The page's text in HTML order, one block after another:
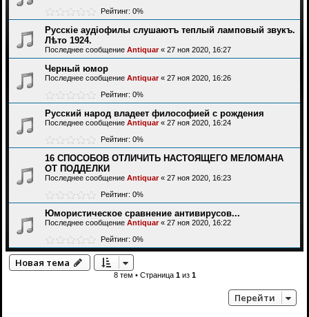
Рейтинг: 0%
Русскіе аудіофилы слушаютъ теплый ламповый звукъ.
Лѣто 1924.
Последнее сообщение Antiquar« 27 ноя 2020, 16:27
Черный юмор
Последнее сообщение Antiquar« 27 ноя 2020, 16:26
Рейтинг: 0%
Русский народ владеет философией с рождения
Последнее сообщение Antiquar« 27 ноя 2020, 16:24
Рейтинг: 0%
16 СПОСОБОВ ОТЛИЧИТЬ НАСТОЯЩЕГО МЕЛОМАНА
ОТ ПОДДЕЛКИ
Последнее сообщение Antiquar« 27 ноя 2020, 16:23
Рейтинг: 0%
Юмористическое сравнение антивирусов...
Последнее сообщение Antiquar« 27 ноя 2020, 16:22
Рейтинг: 0%
Новая тема
8 тем • Страница 1из 1
Перейти